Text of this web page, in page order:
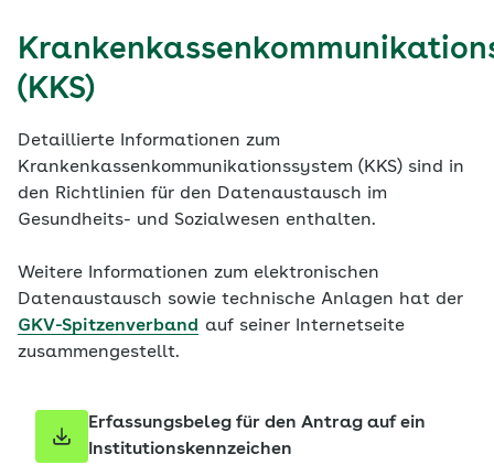
(KKS)
Detaillierte Informationen zum
Krankenkassenkommunikationssystem (KKS) sind in
den Richtlinien für den Datenaustausch im
Gesundheits- und Sozialwesen enthalten.
Weitere Informationen zum elektronischen
Datenaustausch sowie technische Anlagen hat der
GKV-Spitzenverband
auf seiner Internetseite
zusammengestellt.
Erfassungsbeleg für den Antrag auf ein
Institutionskennzeichen